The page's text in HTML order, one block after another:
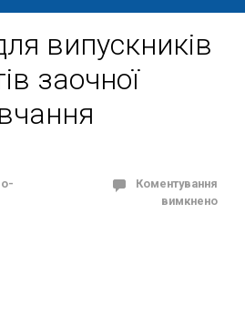
випускників
заочної
Коментування
вимкнено